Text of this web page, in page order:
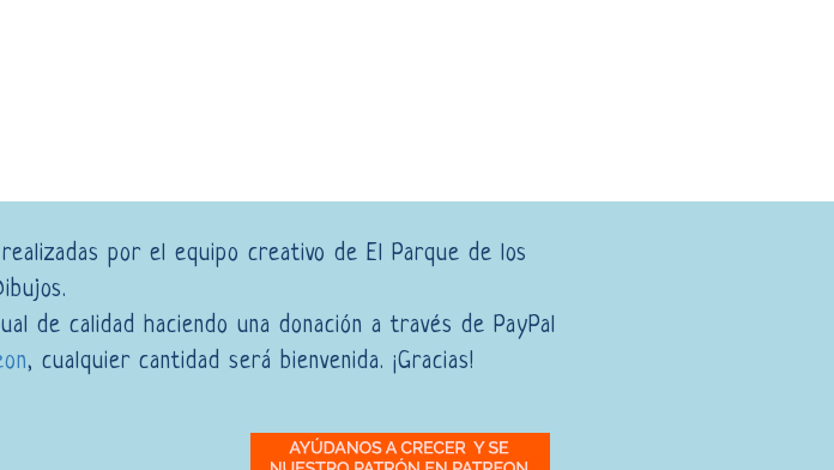
por el equipo creativo de El Parque de los
de calidad haciendo una donación a través de PayPal
, cualquier cantidad será bienvenida. ¡Gracias!